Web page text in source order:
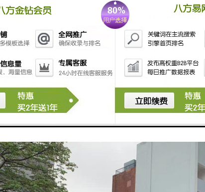
上5层；
上200个；
自装；
电费；
1部、货梯1部。